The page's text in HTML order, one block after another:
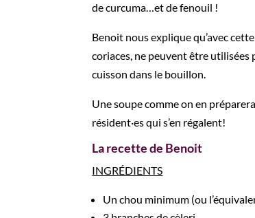
de curcuma…et de fenouil !
Benoit nous explique qu’avec
coriaces, ne peuvent être
cuisson dans le bouillon.
Une soupe comme on en
résident·es qui s’en régalent!
La recette de Benoit
INGRÉDIENTS
Un chou minimum (ou